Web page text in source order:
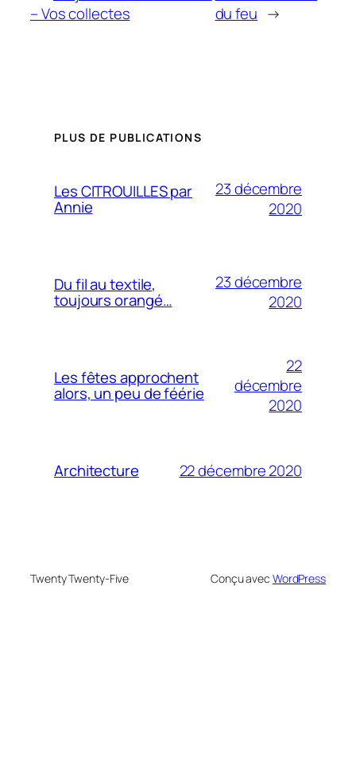
– Vos collectes
du feu →
PLUS DE PUBLICATIONS
Les CITROUILLES par
Annie
23 décembre
2020
Du fil au textile,
toujours orangé…
23 décembre
2020
Les fêtes approchent
alors, un peu de féérie
22
décembre
2020
Architecture 22 décembre 2020
Twenty Twenty-Five Conçu avec WordPress